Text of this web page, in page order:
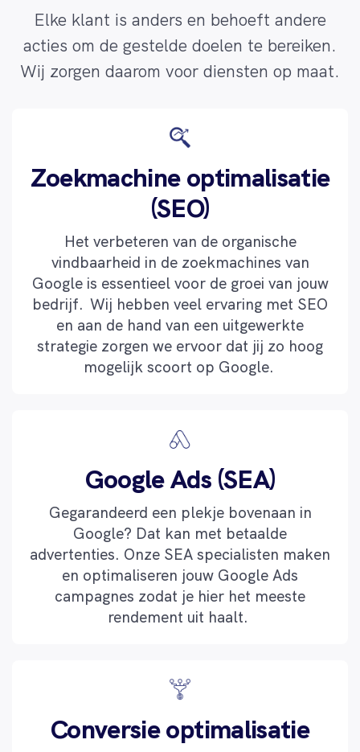
Elke klant is anders en behoeft andere
acties om de gestelde doelen te bereiken.
Wij zorgen daarom voor diensten op maat.
Zoekmachine optimalisatie
(SEO)
Het verbeteren van de organische
vindbaarheid in de zoekmachines van
Google is essentieel voor de groei van jouw
bedrijf. Wij hebben veel ervaring met SEO
en aan de hand van een uitgewerkte
strategie zorgen we ervoor dat jij zo hoog
mogelijk scoort op Google.
Google Ads (SEA)
Gegarandeerd een plekje bovenaan in
Google? Dat kan met betaalde
advertenties. Onze SEA specialisten maken
en optimaliseren jouw Google Ads
campagnes zodat je hier het meeste
rendement uit haalt.
Conversie optimalisatie